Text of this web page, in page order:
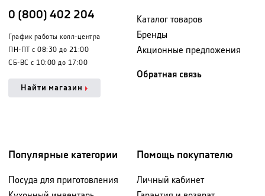
0 (800) 402 204
График работы колл-центра
ПН-ПТ с 08:30 до 21:00
СБ-ВС с 10:00 до 17:00
Найти магазин
Каталог товаров
Бренды
Акционные предложения
Обратная связь
Популярные категории
Посуда для приготовления
Помощь покупателю
Личный кабинет